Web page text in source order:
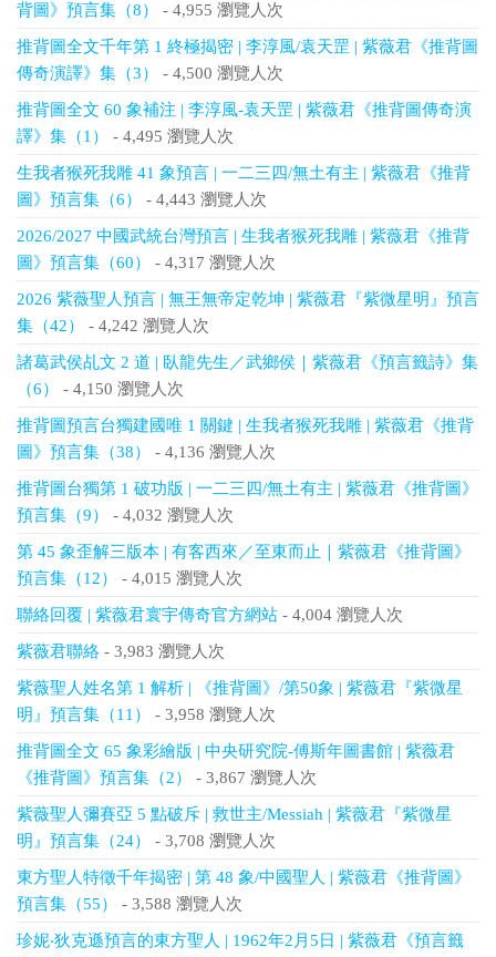
背圖》預言集（8）
- 4,955 瀏覽人次
推背圖全文千年第 1 終極揭密 | 李淳風/袁天罡 | 紫薇君《推背圖
傳奇演譯》集（3）
- 4,500 瀏覽人次
推背圖全文 60 象補注 | 李淳風-袁天罡 | 紫薇君《推背圖傳奇演
譯》集（1）
- 4,495 瀏覽人次
生我者猴死我雕 41 象預言 | 一二三四/無土有主 | 紫薇君《推背
圖》預言集（6）
- 4,443 瀏覽人次
2026/2027 中國武統台灣預言 | 生我者猴死我雕 | 紫薇君《推背
圖》預言集（60）
- 4,317 瀏覽人次
2026 紫薇聖人預言 | 無王無帝定乾坤 | 紫薇君『紫微星明』預言
集（42）
- 4,242 瀏覽人次
諸葛武侯乩文 2 道 | 臥龍先生／武鄉侯｜紫薇君《預言籤詩》集
（6）
- 4,150 瀏覽人次
推背圖預言台獨建國唯 1 關鍵 | 生我者猴死我雕 | 紫薇君《推背
圖》預言集（38）
- 4,136 瀏覽人次
推背圖台獨第 1 破功版 | 一二三四/無土有主 | 紫薇君《推背圖》
預言集（9）
- 4,032 瀏覽人次
第 45 象歪解三版本 | 有客西來／至東而止｜紫薇君《推背圖》
預言集（12）
- 4,015 瀏覽人次
聯絡回覆 | 紫薇君寰宇傳奇官方網站 - 4,004 瀏覽人次
紫薇君聯絡 - 3,983 瀏覽人次
紫薇聖人姓名第 1 解析 | 《推背圖》/第50象 | 紫薇君『紫微星
明』預言集（11）
- 3,958 瀏覽人次
推背圖全文 65 象彩繪版 | 中央研究院-傅斯年圖書館 | 紫薇君
《推背圖》預言集（2）
- 3,867 瀏覽人次
紫薇聖人彌賽亞 5 點破斥 | 救世主/Messiah | 紫薇君『紫微星
明』預言集（24）
- 3,708 瀏覽人次
東方聖人特徵千年揭密 | 第 48 象/中國聖人 | 紫薇君《推背圖》
預言集（55）
- 3,588 瀏覽人次
珍妮‧狄克遜預言的東方聖人 | 1962年2月5日 | 紫薇君《預言籤